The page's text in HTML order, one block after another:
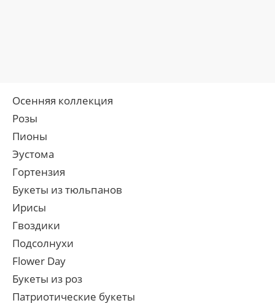
Осенняя коллекция
Розы
Пионы
Эустома
Гортензия
Букеты из тюльпанов
Ирисы
Гвоздики
Подсолнухи
Flower Day
Букеты из роз
Патриотические букеты